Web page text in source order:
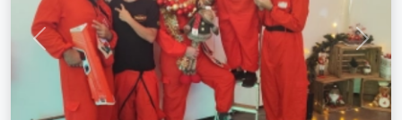
Previous Next